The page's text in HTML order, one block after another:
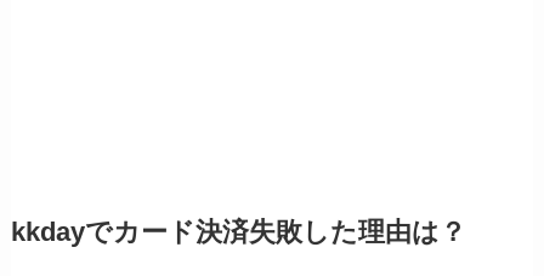
kkdayでカード決済失敗した理由は？